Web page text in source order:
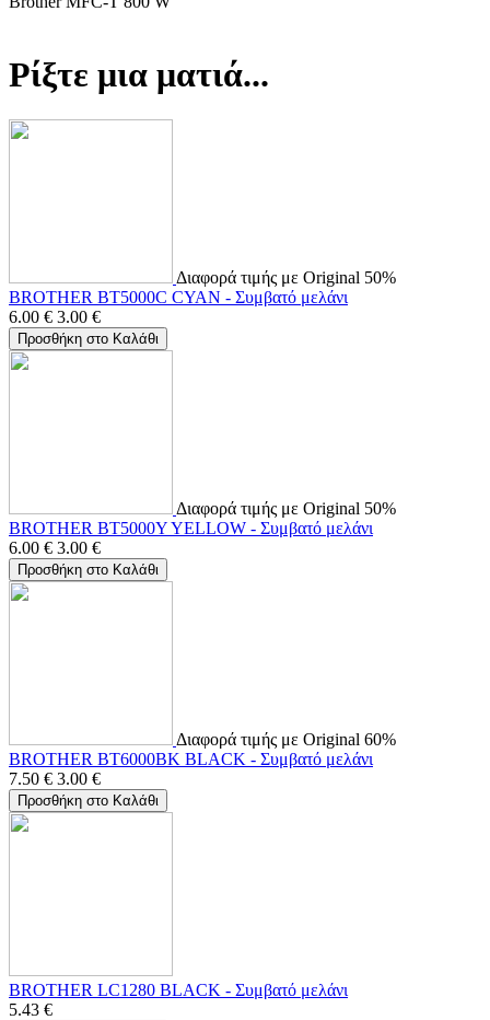
Ρίξτε μια ματιά...
Διαφορά τιμής με Original 50%
BROTHER BT5000C CYAN - Συμβατό μελάνι
6.00 € 3.00 €
Προσθήκη στο Καλάθι
Διαφορά τιμής με Original 50%
BROTHER BT5000Y YELLOW - Συμβατό μελάνι
6.00 € 3.00 €
Προσθήκη στο Καλάθι
Διαφορά τιμής με Original 60%
BROTHER BT6000BK BLACK - Συμβατό μελάνι
7.50 € 3.00 €
Προσθήκη στο Καλάθι
BROTHER LC1280 BLACK - Συμβατό μελάνι
5.43 €